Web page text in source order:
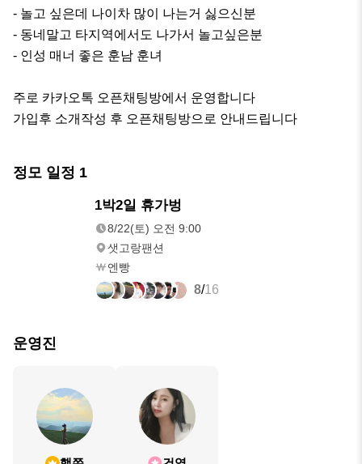
- 놀고 싶은데 나이차 많이 나는거 싫으신분
- 동네말고 타지역에서도 나가서 놀고싶은분
- 인성 매너 좋은 훈남 훈녀
주로 카카오톡 오픈채팅방에서 운영합니다
가입후 소개작성 후 오픈채팅방으로 안내드립니다
정모 일정 1
1박2일 휴가벙
8/22(토) 오전 9:00
샛고랑팬션
엔빵
8/16
운영진